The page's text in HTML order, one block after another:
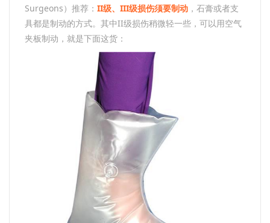
Surgeons）推荐： II级、III级损伤须要制动 ，石膏或者支
具都是制动的方式。其中II级损伤稍微轻一些，可以用空气
夹板制动，就是下面这货：